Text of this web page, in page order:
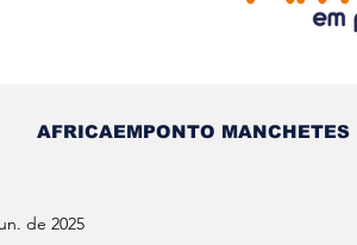
AFRICAEMPONTO MANCHETES
Nas linhas do Tempo (Blog -
de 2025